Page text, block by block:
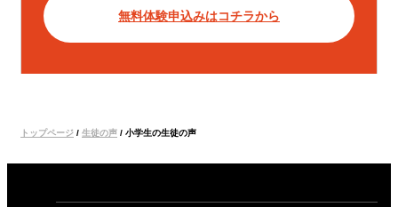
無料体験申込みはコチラから
トップページ / 生徒の声 / 小学生の生徒の声